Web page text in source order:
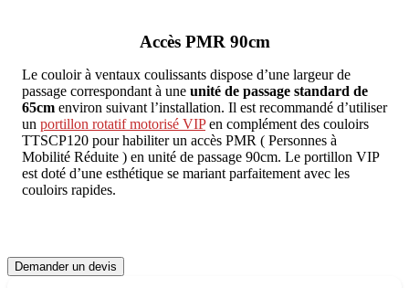
Accès PMR 90cm
Le couloir à ventaux coulissants dispose d’une largeur de
passage correspondant à une unité de passage standard de
65cm environ suivant l’installation. Il est recommandé d’utiliser
un portillon rotatif motorisé VIPen complément des couloirs
TTSCP120 pour habiliter un accès PMR ( Personnes à
Mobilité Réduite ) en unité de passage 90cm. Le portillon VIP
est doté d’une esthétique se mariant parfaitement avec les
couloirs rapides.
Demander un devis